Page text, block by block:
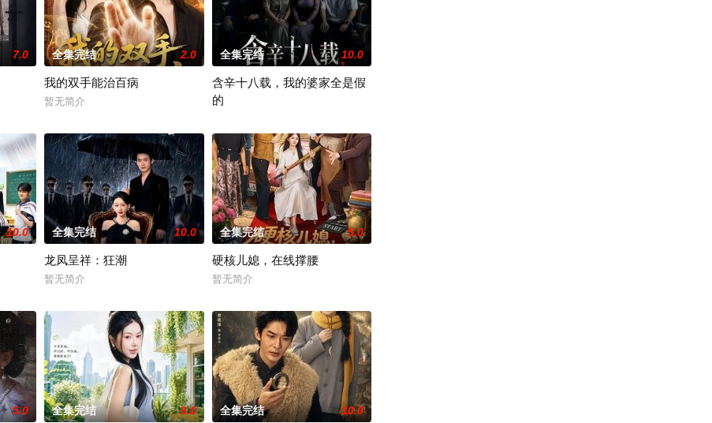
限公司开机时间：2026年3月底联含出品人：林涛、张志远、马朝思远总制片人：郭倩影总监制：张志远制片人：安
7.0 全集完结 2.0
我的双手能治百病
暂无简介
全集完结 10.0
含辛十八载，我的婆家全是假
的
10.0 全集完结 10.0
龙凤呈祥：狂潮
暂无简介
全集完结 5.0
硬核儿媳，在线撑腰
暂无简介
5.0 全集完结 8.0 全集完结 10.0